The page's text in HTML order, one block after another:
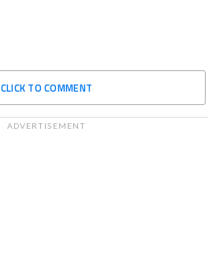
CLICK TO COMMENT
ADVERTISEMENT